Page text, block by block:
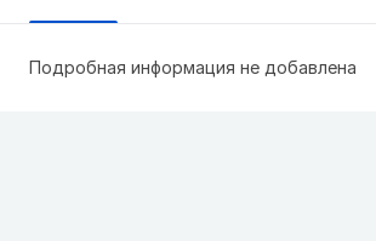
Подробная информация не добавлена